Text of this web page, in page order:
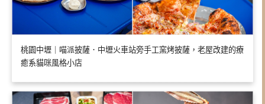
桃園中壢｜喵派披薩．中壢火車站旁手工窯烤披薩，老屋改建的療
癒系貓咪風格小店